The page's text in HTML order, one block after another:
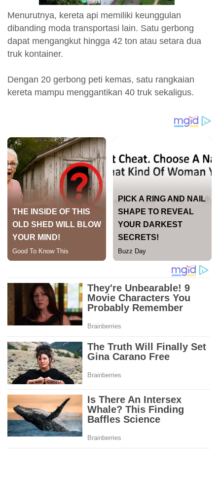
Menurutnya, kereta api memiliki keunggulan
dibanding moda transportasi lain. Satu gerbong
dapat mengangkut hingga 42 ton atau setara dua
truk kontainer.
Dengan 20 gerbong peti kemas, satu rangkaian
kereta mampu menggantikan 40 truk sekaligus.